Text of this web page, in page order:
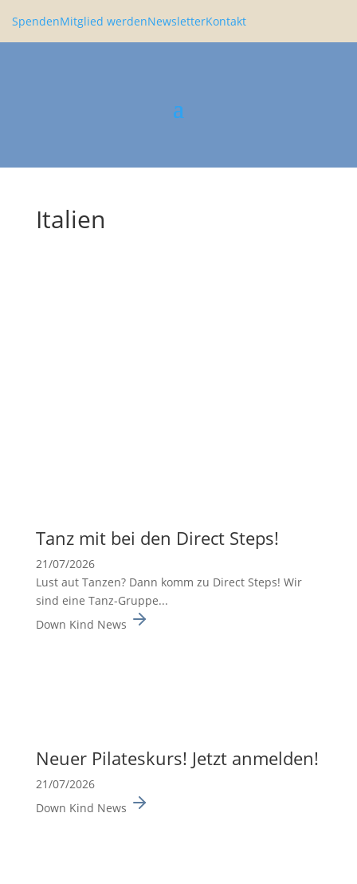
SpendenMitglied werdenNewsletterKontakt
Italien
Tanz mit bei den Direct Steps!
21/07/2026
Lust aut Tanzen? Dann komm zu Direct Steps! Wir
sind eine Tanz-Gruppe...
Down Kind News
Neuer Pilates­kurs! Jetzt anmelden!
21/07/2026
Down Kind News